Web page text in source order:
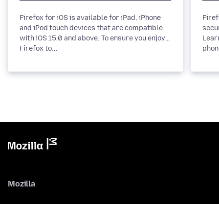
Firefox for iOS is available for iPad, iPhone
and iPod touch devices that are compatible
with iOS 15.0 and above. To ensure you enjoy
Firefox to...
Mozilla